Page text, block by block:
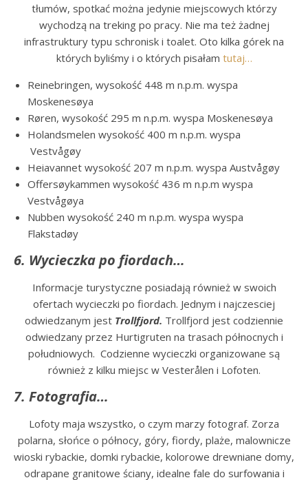
tłumów, spotkać można jedynie miejscowych którzy
wychodzą na treking po pracy. Nie ma też żadnej
infrastruktury typu schronisk i toalet. Oto kilka górek na
których byliśmy i o których pisałam tutaj…
Reinebringen, wysokość 448 m n.p.m. wyspa
Moskenesøya
Røren, wysokość 295 m n.p.m. wyspa Moskenesøya
Holandsmelen wysokość 400 m n.p.m. wyspa
Vestvågøy
Heiavannet wysokość 207 m n.p.m. wyspa Austvågøy
Offersøykammen wysokość 436 m n.p.m wyspa
Vestvågøya
Nubben wysokość 240 m n.p.m. wyspa wyspa
Flakstadøy
6. Wycieczka po fiordach…
Informacje turystyczne posiadają również w swoich
ofertach wycieczki po fiordach. Jednym i najczesciej
odwiedzanym jest Trollfjord. Trollfjord jest codziennie
odwiedzany przez Hurtigruten na trasach północnych i
południowych. Codzienne wycieczki organizowane są
również z kilku miejsc w Vesterålen i Lofoten.
7. Fotografia…
Lofoty maja wszystko, o czym marzy fotograf. Zorza
polarna, słońce o północy, góry, fiordy, plaże, malownicze
wioski rybackie, domki rybackie, kolorowe drewniane domy,
odrapane granitowe ściany, idealne fale do surfowania i